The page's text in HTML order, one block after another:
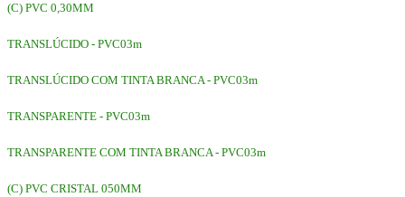
(C) PVC 0,30MM
TRANSLÚCIDO - PVC03m
TRANSLÚCIDO COM TINTA BRANCA - PVC03m
TRANSPARENTE - PVC03m
TRANSPARENTE COM TINTA BRANCA - PVC03m
(C) PVC CRISTAL 050MM